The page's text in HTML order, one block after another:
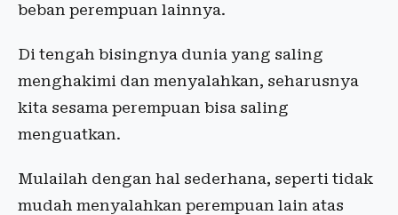
beban perempuan lainnya.
Di tengah bisingnya dunia yang saling
menghakimi dan menyalahkan, seharusnya
kita sesama perempuan bisa saling
menguatkan.
Mulailah dengan hal sederhana, seperti tidak
mudah menyalahkan perempuan lain atas